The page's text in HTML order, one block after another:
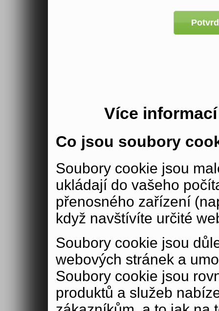
Více
Co jsou soubory
Soubory cookie jsou
ukládají do vašeho
přenosného zařízení
když navštívíte určité
Soubory cookie jsou
webových stránek a
Soubory cookie jsou
produktů a služeb